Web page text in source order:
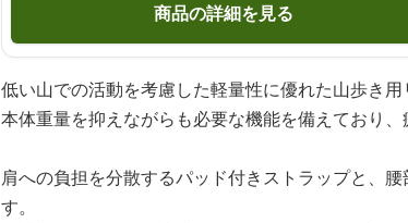
商品の詳細を見る
低い山での活動を考慮した軽量性に優れた山歩き用
本体重量を抑えながらも必要な機能を備えており、
肩への負担を分散するパッド付きストラップと、
す。